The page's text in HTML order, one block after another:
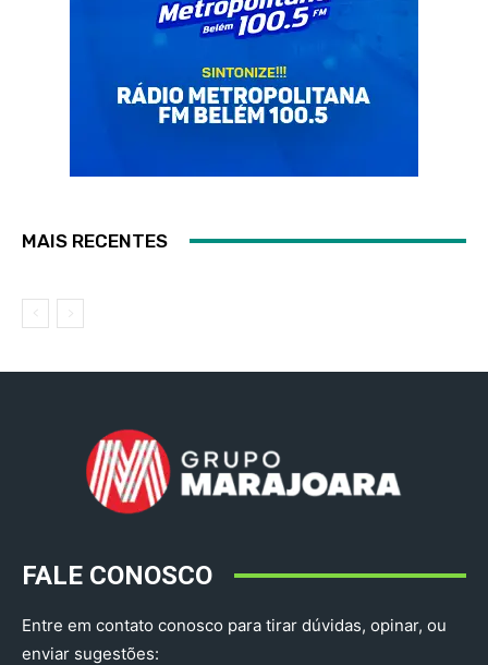
MAIS RECENTES
FALE CONOSCO
Entre em contato conosco para tirar dúvidas, opinar, ou
enviar sugestões: